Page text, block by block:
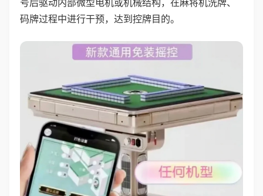
号后驱动内部微型电机或机械结构，在麻将机洗牌、
码牌过程中进行干预，达到控牌目的。